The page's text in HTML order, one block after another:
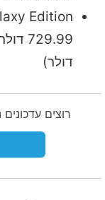
דולר)
רוצים